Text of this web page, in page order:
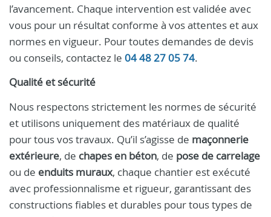
l’avancement. Chaque intervention est validée avec
vous pour un résultat conforme à vos attentes et aux
normes en vigueur. Pour toutes demandes de devis
ou conseils, contactez le 04 48 27 05 74.
Qualité et sécurité
Nous respectons strictement les normes de sécurité
et utilisons uniquement des matériaux de qualité
pour tous vos travaux. Qu’il s’agisse de maçonnerie
extérieure, de chapes en béton, de pose de carrelage
ou de enduits muraux, chaque chantier est exécuté
avec professionnalisme et rigueur, garantissant des
constructions fiables et durables pour tous types de